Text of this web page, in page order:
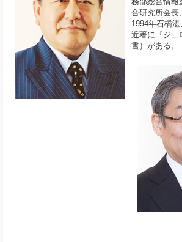
合研究所会長
1994年石橋
近著に『ジェ
書）がある。